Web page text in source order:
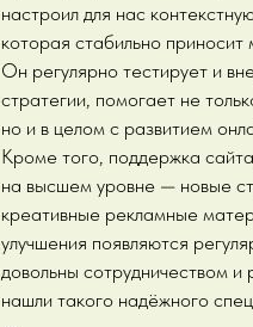
настроил для нас
которая стабильно приносит
Он регулярно тестирует и
стратегии, помогает не
но и в целом с развитием
Кроме того, поддержка
на высшем уровне — новые
креативные рекламные
улучшения появляются
довольны сотрудничеством и
нашли такого надёжного